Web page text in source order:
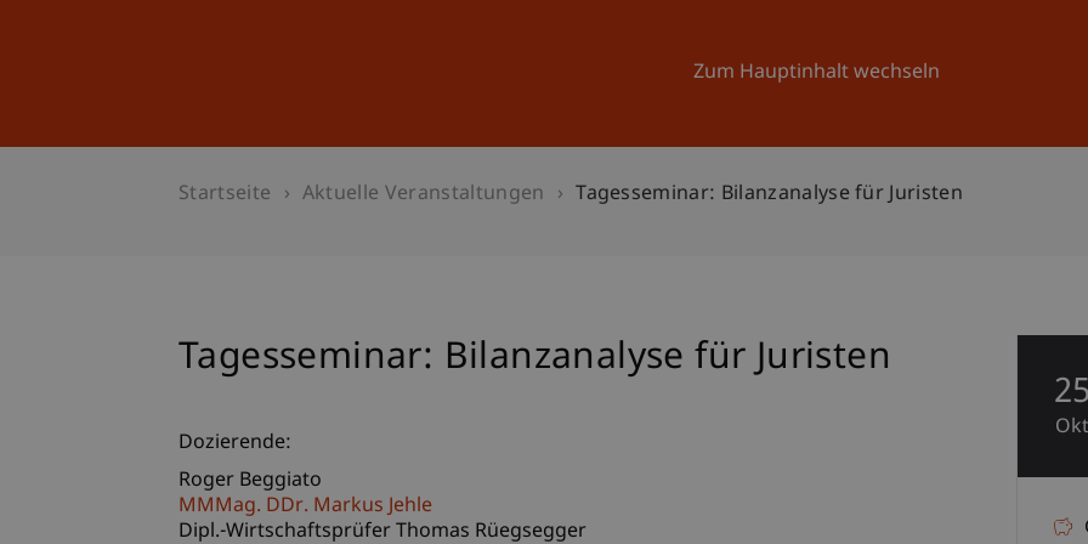
Zum Hauptinhalt wechseln
Universität Aktuelles
Startseite Aktuelle Veranstaltungen Tagesseminar: Bilanzanalyse für Juristen
Tagesseminar: Bilanzanalyse für Juristen
Dozierende:
Roger Beggiato
MMMag. DDr. Markus Jehle
Dipl.-Wirtschaftsprüfer Thomas Rüegsegger
25
Okt